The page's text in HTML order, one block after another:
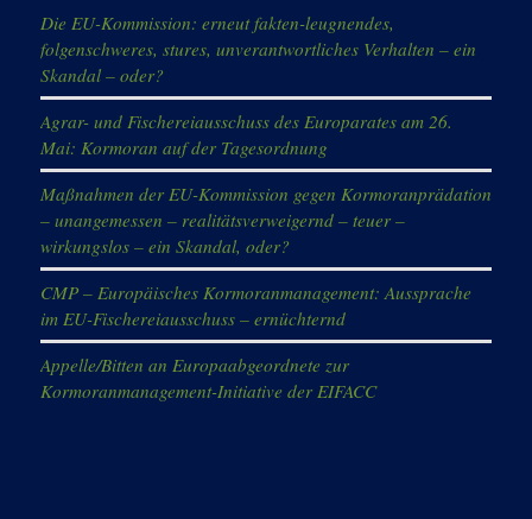
Die EU-Kommission: erneut fakten-leugnendes,
folgenschweres, stures, unverantwortliches Verhalten – ein
Skandal – oder?
Agrar- und Fischereiausschuss des Europarates am 26.
Mai: Kormoran auf der Tagesordnung
Maßnahmen der EU-Kommission gegen Kormoranprädation
– unangemessen – realitätsverweigernd – teuer –
wirkungslos – ein Skandal, oder?
CMP – Europäisches Kormoranmanagement: Aussprache
im EU-Fischereiausschuss – ernüchternd
Appelle/Bitten an Europaabgeordnete zur
Kormoranmanagement-Initiative der EIFACC